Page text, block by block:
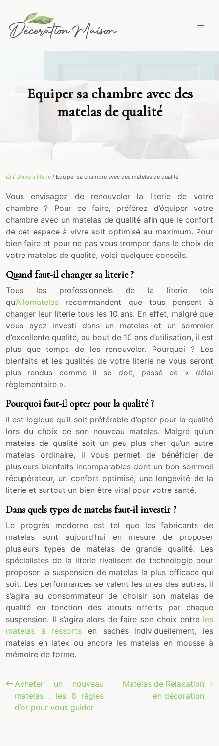
Equiper sa chambre avec des
matelas de qualité
/ Univers literie / Equiper sa chambre avec des matelas de qualité
Vous envisagez de renouveler la literie de votre
chambre ? Pour ce faire, préférez d’équiper votre
chambre avec un matelas de qualité afin que le confort
de cet espace à vivre soit optimisé au maximum. Pour
bien faire et pour ne pas vous tromper dans le choix de
votre matelas de qualité, voici quelques conseils.
Quand faut-il changer sa literie ?
Tous les professionnels de la literie tels
qu’Allomatelas recommandent que tous pensent à
changer leur literie tous les 10 ans. En effet, malgré que
vous ayez investi dans un matelas et un sommier
d’excellente qualité, au bout de 10 ans d’utilisation, il est
plus que temps de les renouveler. Pourquoi ? Les
bienfaits et les qualités de votre literie ne vous seront
plus rendus comme il se doit, passé ce « délai
règlementaire ».
Pourquoi faut-il opter pour la qualité ?
Il est logique qu’il soit préférable d’opter pour la qualité
lors du choix de son nouveau matelas. Malgré qu’un
matelas de qualité soit un peu plus cher qu’un autre
matelas ordinaire, il vous permet de bénéficier de
plusieurs bienfaits incomparables dont un bon sommeil
récupérateur, un confort optimisé, une longévité de la
literie et surtout un bien être vital pour votre santé.
Dans quels types de matelas faut-il investir ?
Le progrès moderne est tel que les fabricants de
matelas sont aujourd’hui en mesure de proposer
plusieurs types de matelas de grande qualité. Les
spécialistes de la literie rivalisent de technologie pour
proposer la suspension de matelas la plus efficace qui
soit. Les performances se valent les unes des autres, il
s’agira au consommateur de choisir son matelas de
qualité en fonction des atouts offerts par chaque
suspension. Il s’agira alors de faire son choix entre les
matelas à ressorts en sachés individuellement, les
matelas en latex ou encore les matelas en mousse à
mémoire de forme.
Acheter un nouveau
matelas : les 8 règles
d’or pour vous guider
Matelas de Relaxation
en décoration